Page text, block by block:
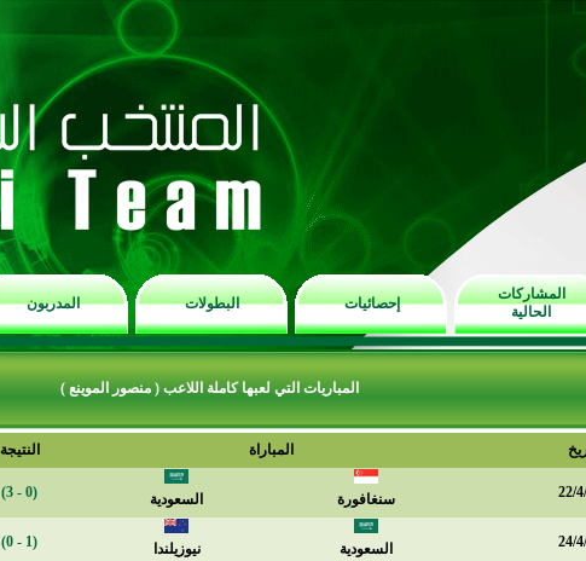
المشاركات
الحالية
إحصائيات البطولات المدربون
المباريات التي لعبها كاملة اللاعب ( منصور الموينع )
المباراة النتيجة
22/ سنغافورة السعودية (0 - 3)
24/ السعودية نيوزيلندا (1 - 0)